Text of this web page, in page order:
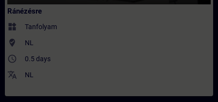
Ránézésre
widgets Tanfolyam
where_to_vote NL
access_time 0.5 days
translate NL